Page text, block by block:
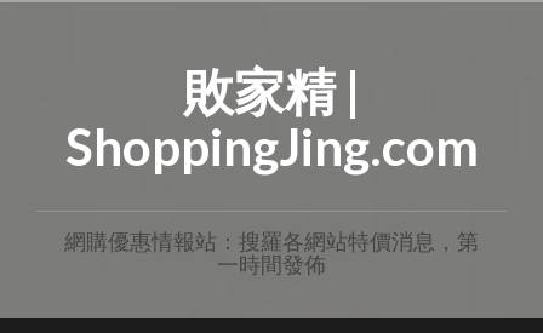
敗家精 |
ShoppingJing.com
網購優惠情報站：搜羅各網站特價消息，第
一時間發佈